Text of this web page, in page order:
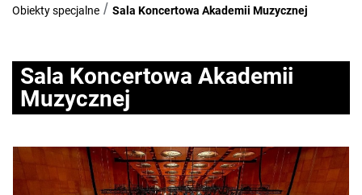
Obiekty specjalne
Sala Koncertowa Akademii Muzycznej
Sala Koncertowa Akademii
Muzycznej